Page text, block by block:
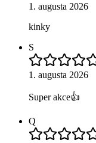
1. augusta 2026
kinky
S
1. augusta 2026
Super akce👍
Q